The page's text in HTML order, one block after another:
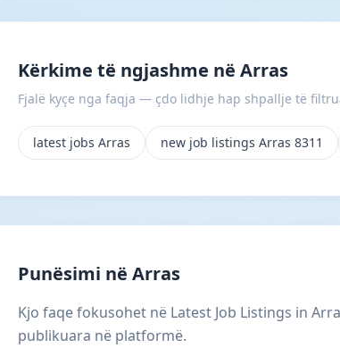
Kërkime të ngjashme në Arras
Fjalë kyçe nga faqja — çdo lidhje hap shpallje të
latest jobs Arras new job listings Arras 8311
Punësimi në Arras
Kjo faqe fokusohet në Latest Job Listings in
publikuara në platformë.